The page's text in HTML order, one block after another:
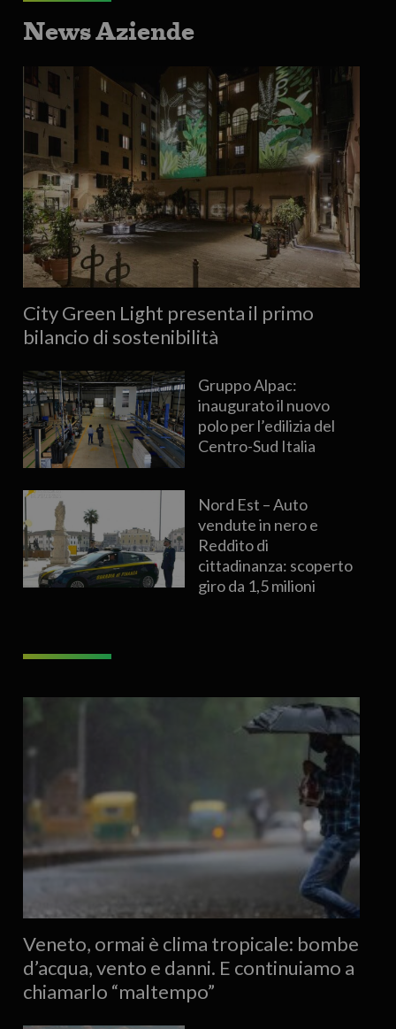
News Aziende
City Green Light presenta il primo
bilancio di sostenibilità
Gruppo Alpac:
inaugurato il nuovo
polo per l’edilizia del
Centro-Sud Italia
Nord Est – Auto
vendute in nero e
Reddito di
cittadinanza: scoperto
giro da 1,5 milioni
Veneto, ormai è clima tropicale: bombe
d’acqua, vento e danni. E continuiamo a
chiamarlo “maltempo”